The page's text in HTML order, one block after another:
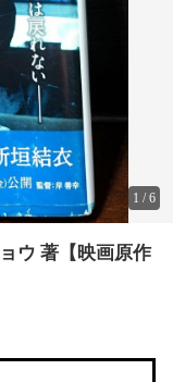
1 /6
ウ 著【映画原作